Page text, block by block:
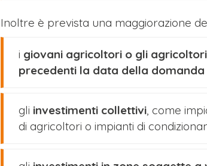
​Inoltre è prevista una maggiorazione
i giovani agricoltori o gli agricoltori
precedenti la data della domanda
gli investimenti collettivi, come
di agricoltori o impianti di